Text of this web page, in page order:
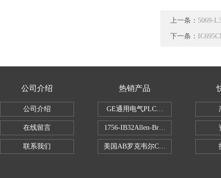
上一条： 5069-
下一条：
公司介绍
公司介绍
在线留言
联系我们
热销产品
GE通用电气PLC控制器
1756-IB32Allen-Bradley1756IB32数字
美国AB罗克韦尔CPU处理器